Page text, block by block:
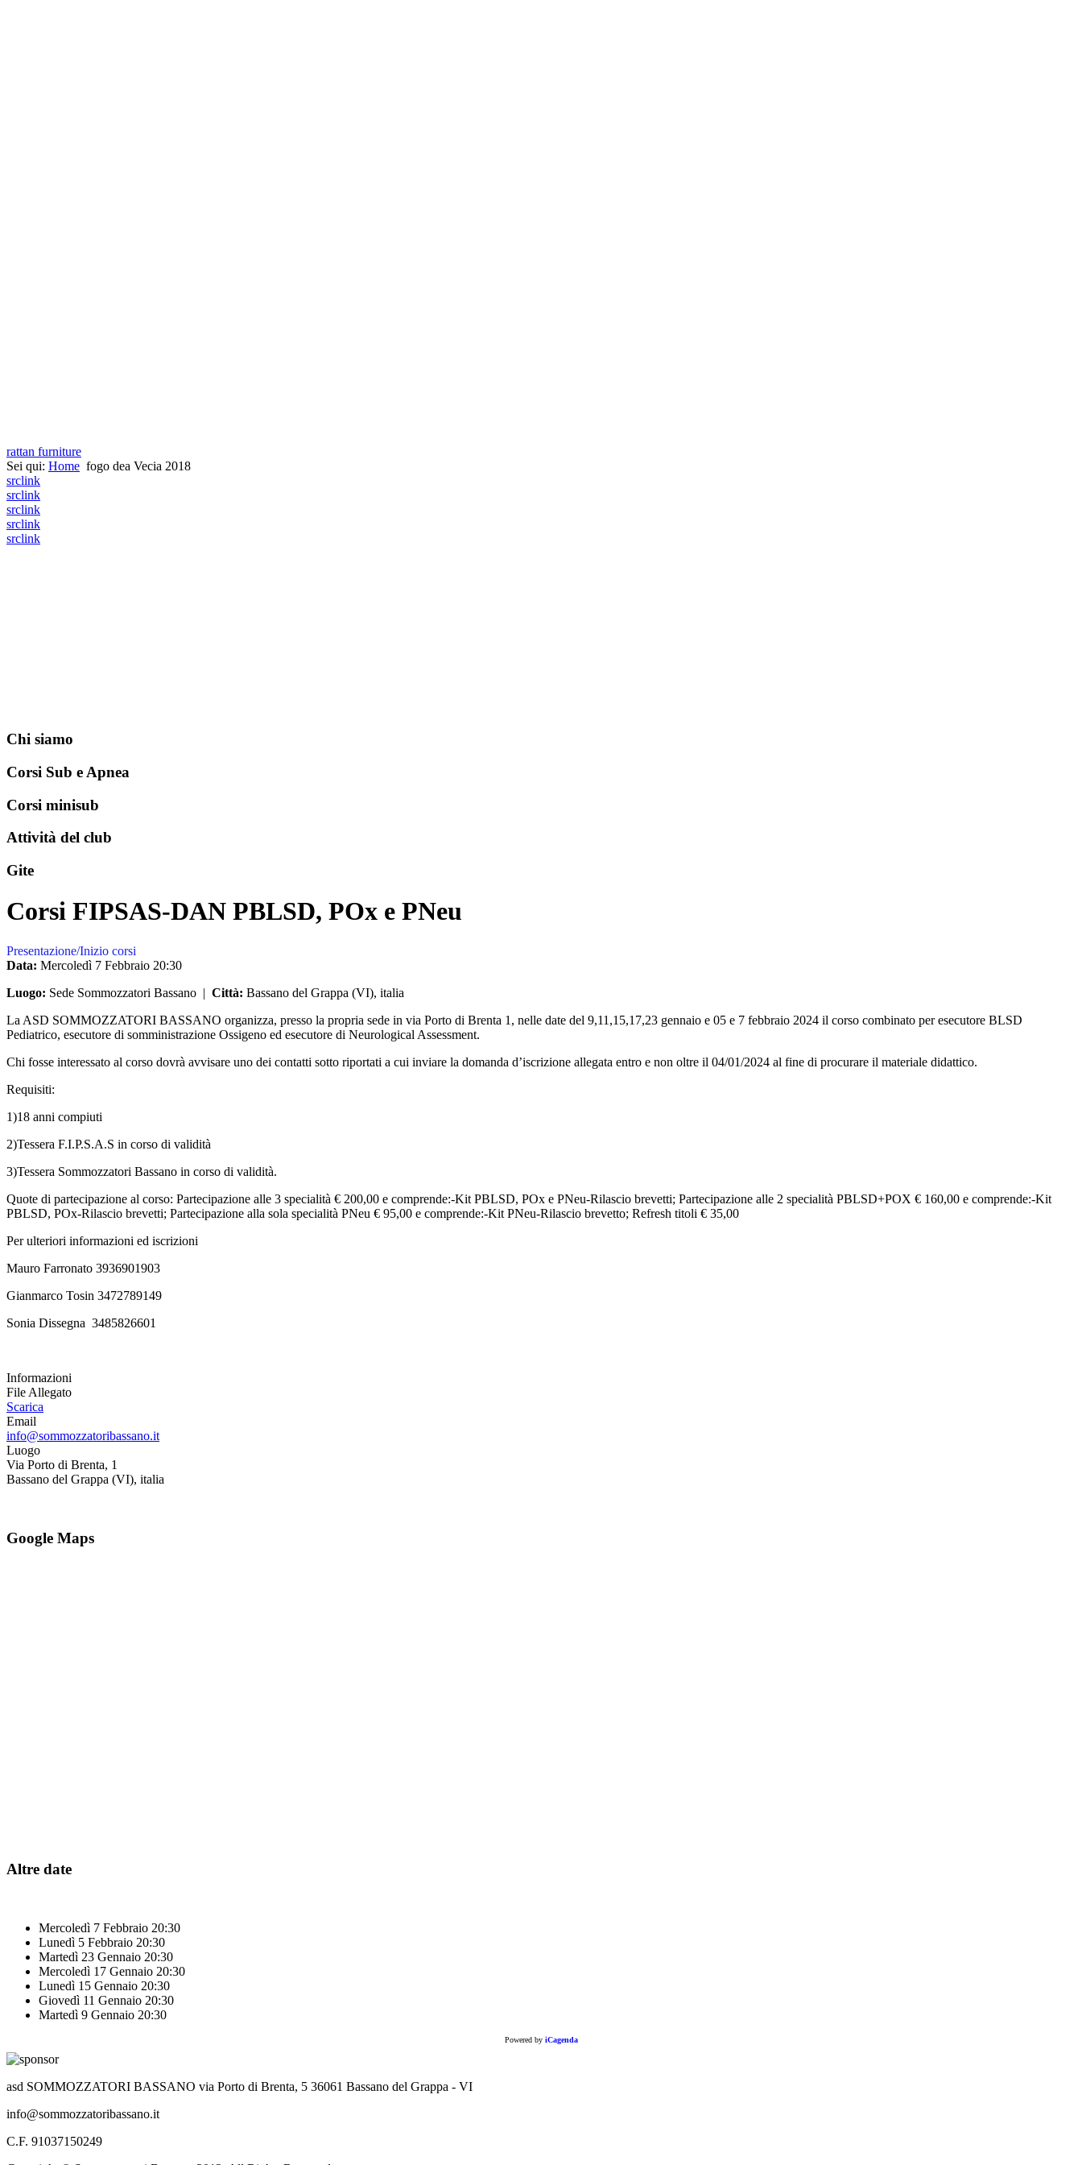
rattan furniture
Sei qui: Home fogo dea Vecia 2018
srclink
srclink
srclink
srclink
srclink
Chi siamo
Corsi Sub e Apnea
Corsi minisub
Attività del club
Gite
Corsi FIPSAS-DAN PBLSD, POx e PNeu
Presentazione/Inizio corsi
Data: Mercoledì 7 Febbraio 20:30
Luogo: Sede Sommozzatori Bassano | Città: Bassano del Grappa (VI), italia
La ASD SOMMOZZATORI BASSANO organizza, presso la propria sede in via Porto di Brenta 1, nelle date del 9,11,15,17,23 gennaio e 05 e 7 febbraio 2024 il corso combinato per esecutore BLSD
Pediatrico, esecutore di somministrazione Ossigeno ed esecutore di Neurological Assessment.
Chi fosse interessato al corso dovrà avvisare uno dei contatti sotto riportati a cui inviare la domanda d’iscrizione allegata entro e non oltre il 04/01/2024 al fine di procurare il materiale didattico.
Requisiti:
1)18 anni compiuti
2)Tessera F.I.P.S.A.S in corso di validità
3)Tessera Sommozzatori Bassano in corso di validità.
Quote di partecipazione al corso: Partecipazione alle 3 specialità € 200,00 e comprende:-Kit PBLSD, POx e PNeu-Rilascio brevetti; Partecipazione alle 2 specialità PBLSD+POX € 160,00 e comprende:-Kit
PBLSD, POx-Rilascio brevetti; Partecipazione alla sola specialità PNeu € 95,00 e comprende:-Kit PNeu-Rilascio brevetto; Refresh titoli € 35,00
Per ulteriori informazioni ed iscrizioni
Mauro Farronato 3936901903
Gianmarco Tosin 3472789149
Sonia Dissegna 3485826601
Informazioni
File Allegato
Scarica
Email
info@sommozzatoribassano.it
Luogo
Via Porto di Brenta, 1
Bassano del Grappa (VI), italia
Google Maps
Altre date
Mercoledì 7 Febbraio 20:30
Lunedì 5 Febbraio 20:30
Martedì 23 Gennaio 20:30
Mercoledì 17 Gennaio 20:30
Lunedì 15 Gennaio 20:30
Giovedì 11 Gennaio 20:30
Martedì 9 Gennaio 20:30
Powered by iCagenda
asd SOMMOZZATORI BASSANO via Porto di Brenta, 5 36061 Bassano del Grappa - VI
info@sommozzatoribassano.it
C.F. 91037150249